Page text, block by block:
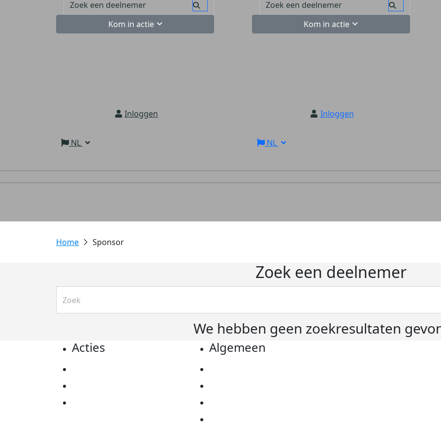
Kom in actie
Inloggen
NL
Kom in actie
Inloggen
NL
Sponsor
Zoek een deelnemer
We hebben geen zoekresultaten
Acties Algemeen